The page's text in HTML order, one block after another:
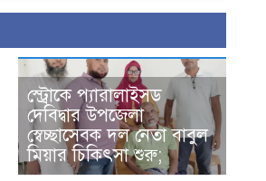
স্ট্রোকে প্যারালাইসড
দেবিদ্বার উপজেলা
স্বেচ্ছাসেবক দল নেতা বাবুল
মিয়ার চিকিৎসা শুরু;